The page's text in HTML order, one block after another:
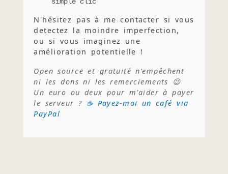
N'hésitez pas à me contacter si vous
detectez la moindre imperfection,
ou si vous imaginez une
amélioration potentielle !
Open source et gratuité n'empêchent
ni les dons ni les remerciements 😉
Un euro ou deux pour m'aider à payer
le serveur ? ☕ Payez-moi un café via
PayPal